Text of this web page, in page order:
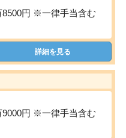
8500円 ※一律手当含む
詳細を見る
9000円 ※一律手当含む